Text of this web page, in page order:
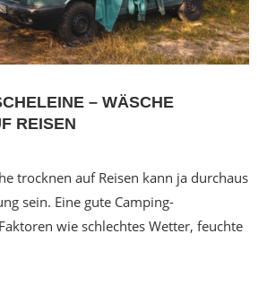
– WÄSCHE
REISEN
trocknen auf Reisen kann ja durchaus
sein. Eine gute Camping-
wie schlechtes Wetter, feuchte